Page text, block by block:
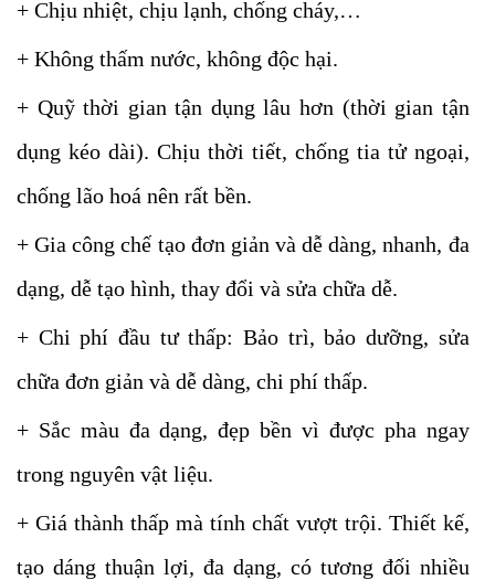
+ Chịu nhiệt, chịu lạnh, chống cháy,…
+ Không thấm nước, không độc hại.
+ Quỹ thời gian tận dụng lâu hơn (thời gian tận
dụng kéo dài). Chịu thời tiết, chống tia tử ngoại,
chống lão hoá nên rất bền.
+ Gia công chế tạo đơn giản và dễ dàng, nhanh, đa
dạng, dễ tạo hình, thay đổi và sửa chữa dễ.
+ Chi phí đầu tư thấp: Bảo trì, bảo dưỡng, sửa
chữa đơn giản và dễ dàng, chi phí thấp.
+ Sắc màu đa dạng, đẹp bền vì được pha ngay
trong nguyên vật liệu.
+ Giá thành thấp mà tính chất vượt trội. Thiết kế,
tạo dáng thuận lợi, đa dạng, có tương đối nhiều